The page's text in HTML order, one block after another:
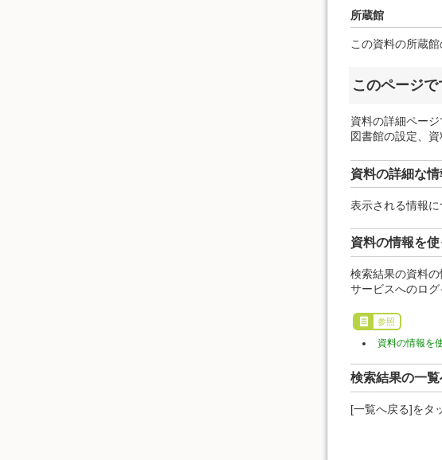
所蔵館
この資料の所蔵
このページで
資料の詳細ページ
図書館の設定、
資料の詳細な
表示される情報に
資料の情報を
検索結果の資料
サービスへのログ
参照
資料の情報を
検索結果の一覧
[一覧へ戻る]をタ